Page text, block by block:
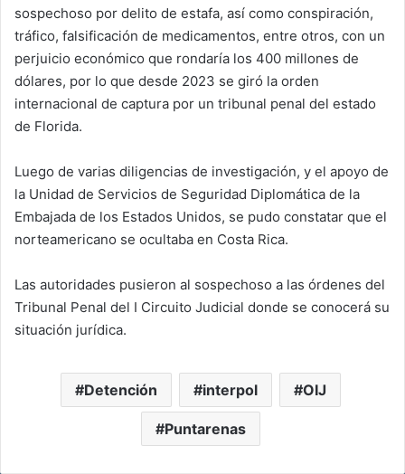
sospechoso por delito de estafa, así como conspiración,
tráfico, falsificación de medicamentos, entre otros, con un
perjuicio económico que rondaría los 400 millones de
dólares, por lo que desde 2023 se giró la orden
internacional de captura por un tribunal penal del estado
de Florida.
Luego de varias diligencias de investigación, y el apoyo de
la Unidad de Servicios de Seguridad Diplomática de la
Embajada de los Estados Unidos, se pudo constatar que el
norteamericano se ocultaba en Costa Rica.
Las autoridades pusieron al sospechoso a las órdenes del
Tribunal Penal del I Circuito Judicial donde se conocerá su
situación jurídica.
Detención interpol OIJ
Puntarenas